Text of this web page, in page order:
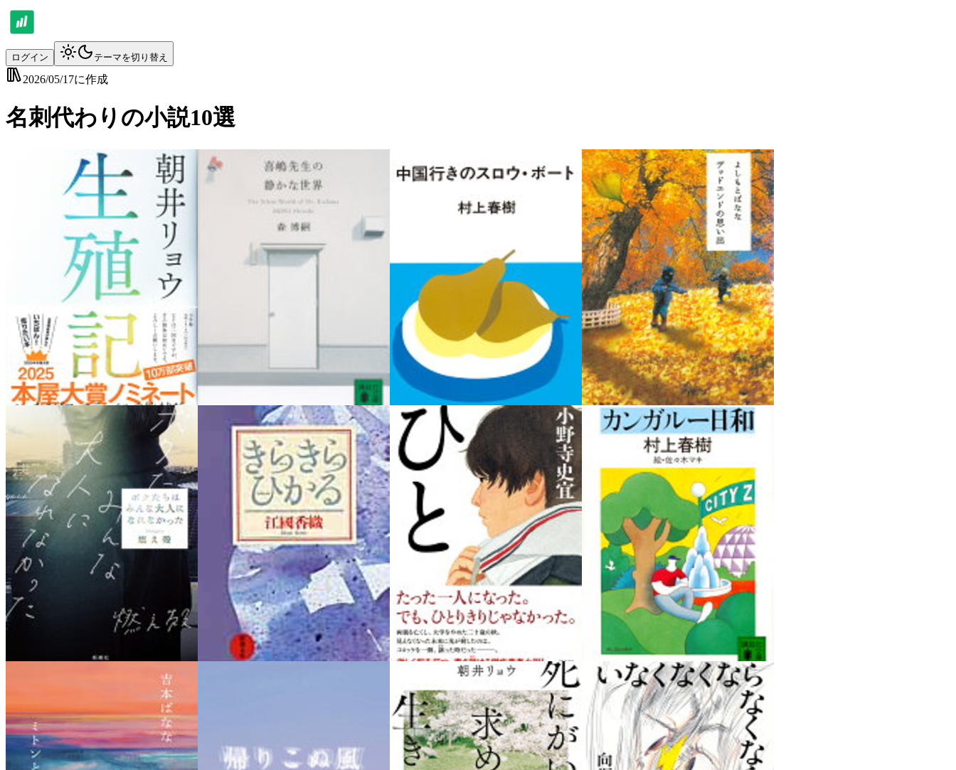
ログイン テーマを切り替え
2026/05/17に作成
名刺代わりの小説10選